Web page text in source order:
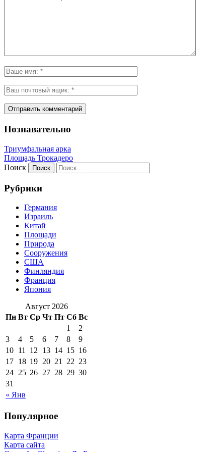
Познавательно
Триумфальная арка
Площадь Трокадеро
Поиск
Рубрики
Германия
Израиль
Китай
Площади
Природа
Сооружения
США
Финляндия
Франция
Япония
Август 2026
Пн Вт Ср Чт Пт Сб Вс
« Янв
1
2
3
4 5 6 7 8
9
10 11 12 13 14 15 16
17 18 19 20 21 22 23
24 25 26 27 28 29 30
31
Популярное
Карта Франции
Карта сайта